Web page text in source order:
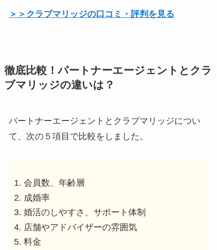
＞＞クラブマリッジの口コミ・評判を見る
徹底比較！パートナーエージェントとクラ
ブマリッジの違いは？
パートナーエージェントとクラブマリッジについ
て、次の５項目で比較をしました。
会員数、年齢層
成婚率
婚活のしやすさ、サポート体制
店舗やアドバイザーの雰囲気
料金